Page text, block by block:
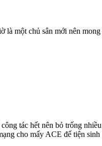
một chủ sân mới nên
tác hết nên bỏ trống
cho mấy ACE để tiện